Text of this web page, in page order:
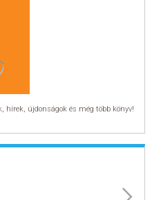
hírek, újdonságok és még több könyv!